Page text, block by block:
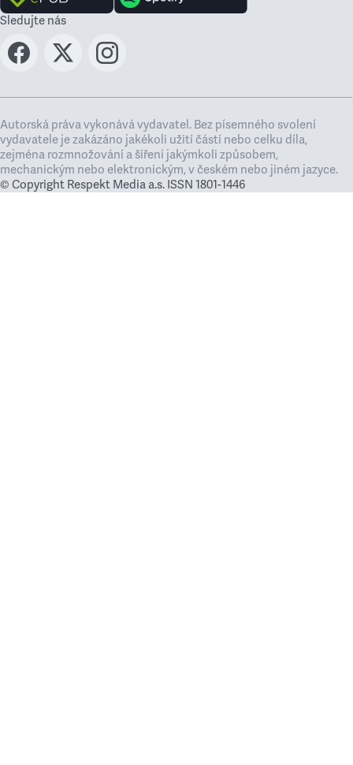
Sledujte nás
Autorská práva vykonává vydavatel. Bez písemného svolení
vydavatele je zakázáno jakékoli užití částí nebo celku díla,
zejména rozmnožování a šíření jakýmkoli způsobem,
mechanickým nebo elektronickým, v českém nebo jiném jazyce.
© Copyright Respekt Media a.s. ISSN 1801-1446